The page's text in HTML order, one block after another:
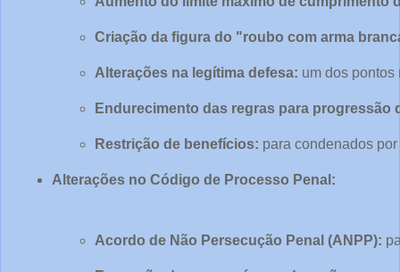
Criação da figura do "roubo com arma
Alterações na legítima defesa: um dos
Endurecimento das regras para progressão
Restrição de benefícios: para condenados
Alterações no Código de Processo Penal:
Acordo de Não Persecução Penal (ANPP):